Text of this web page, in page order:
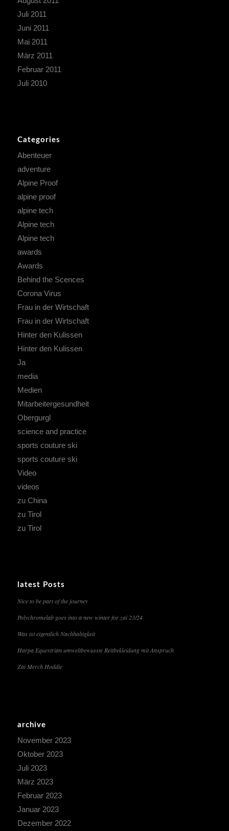
Juli 2011
Juni 2011
Mai 2011
März 2011
Februar 2011
Juli 2010
Categories
Abenteuer
adventure
Alpine Proof
alpine proof
alpine tech
Alpine tech
Alpine tech
awards
Awards
Behind the Scences
Corona Virus
Frau in der Wirtschaft
Frau in der Wirtschaft
Hinter den Kulissen
Hinter den Kulissen
Ja
media
Medien
Mitarbeitergesundheit
Obergurgl
science and practice
sports couture ski
sports couture ski
Video
videos
zu China
zu Tirol
zu Tirol
latest Posts
Nice to be part of the journey
Polychromelab goes into a new winter for zai 23/24
Was ist eigentlich Nachhaltigkeit
Harpa Equestrian umweltbewusste Reitbekleidung mit Anspruch
Zai Merch Hoddie
archive
November 2023
Oktober 2023
Juli 2023
März 2023
Februar 2023
Januar 2023
Dezember 2022